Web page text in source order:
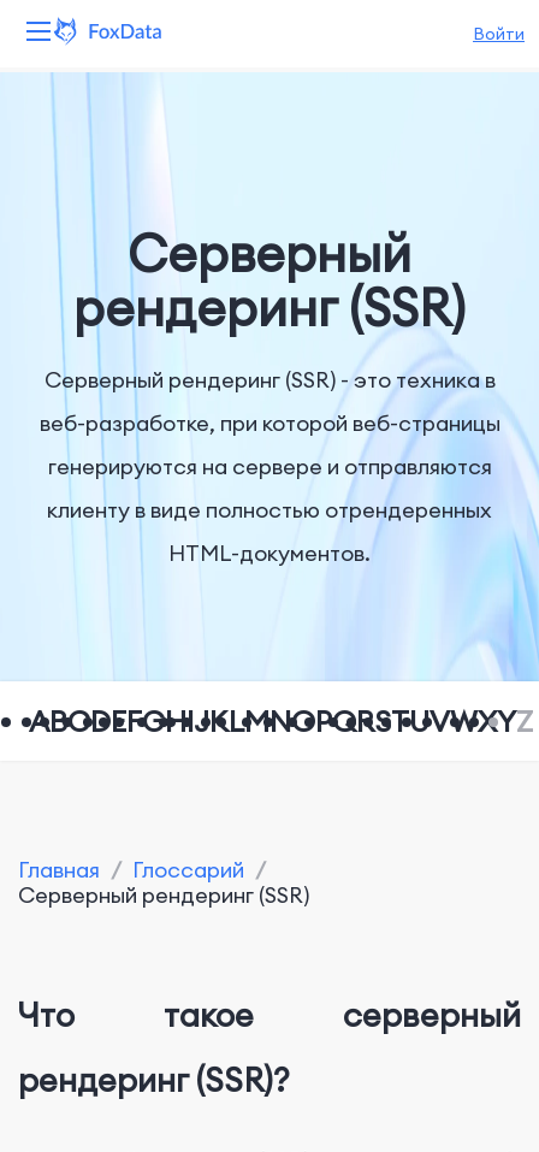
Войти
Ресурсы
Компания
Серверный
рендеринг (SSR)
Серверный рендеринг (SSR) - это техника в
веб-разработке, при которой веб-страницы
генерируются на сервере и отправляются
клиенту в виде полностью отрендеренных
HTML-документов.
ABCDEFGHIJKLMNOPQRSTUVWXYZ
Главная / Глоссарий /
Серверный рендеринг (SSR)
Что такое серверный
рендеринг (SSR)?